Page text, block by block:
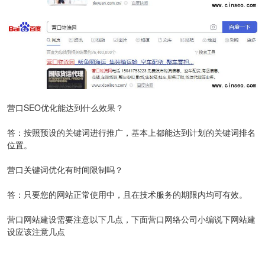
营口SEO优化能达到什么效果？
答：按照预设的关键词进行推广，基本上都能达到计划的关键词排名
位置。
营口关键词优化有时间限制吗？
答：只要您的网站正常使用中，且在技术服务的期限内均可有效。
营口网站建设需要注意以下几点，下面营口网络公司小编说下网站建
设应该注意几点